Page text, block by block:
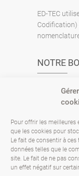
Pour offrir les meilleures
que les cookies pour
Le fait de consentir à
données telles que le
site. Le fait de ne pas
un effet négatif sur
ED-TEC
Codification)
NOTRE
www.ed-tec.fr
13 Rue